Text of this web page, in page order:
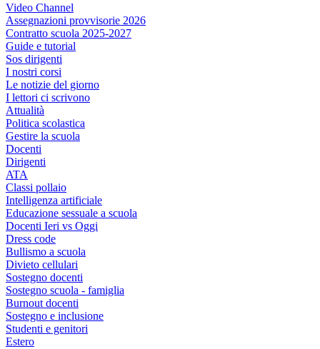
Video Channel
Assegnazioni provvisorie 2026
Contratto scuola 2025-2027
Guide e tutorial
Sos dirigenti
I nostri corsi
Le notizie del giorno
I lettori ci scrivono
Attualità
Politica scolastica
Gestire la scuola
Docenti
Dirigenti
ATA
Classi pollaio
Intelligenza artificiale
Educazione sessuale a scuola
Docenti Ieri vs Oggi
Dress code
Bullismo a scuola
Divieto cellulari
Sostegno docenti
Sostegno scuola - famiglia
Burnout docenti
Sostegno e inclusione
Studenti e genitori
Estero